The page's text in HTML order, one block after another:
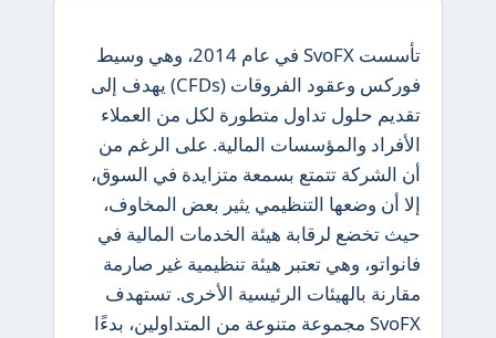
تأسست SvoFX في عام 2014، وهي وسيط
فوركس وعقود الفروقات (CFDs) يهدف إلى
تقديم حلول تداول متطورة لكل من العملاء
الأفراد والمؤسسات المالية. على الرغم من
أن الشركة تتمتع بسمعة متزايدة في السوق،
إلا أن وضعها التنظيمي يثير بعض المخاوف،
حيث تخضع لرقابة هيئة الخدمات المالية في
فانواتو، وهي تعتبر هيئة تنظيمية غير صارمة
مقارنة بالهيئات الرئيسية الأخرى. تستهدف
SvoFX مجموعة متنوعة من المتداولين، بدءًا